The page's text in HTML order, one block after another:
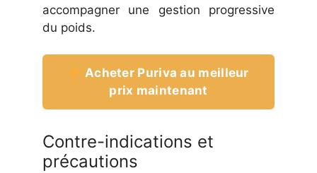
accompagner une gestion progressive
du poids.
Acheter Puriva au meilleur
prix maintenant
Contre-indications et
précautions